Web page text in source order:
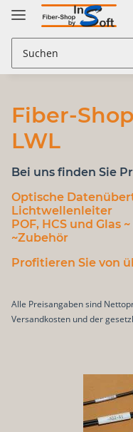
Fiber-
LWL
Bei uns finden Sie
Optische
Lichtwellenleiter
POF, HCS und Glas
~Zubehör
Profitieren Sie von
Alle Preisangaben sind
Versandkosten und der